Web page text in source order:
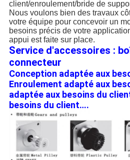
client/enroulement/bride de
Nous voulons bien des travaux
votre équipe pour concevoir un
besoins précis de votre
appui est faite sur place.
Service d'accessoires :
connecteur
Conception adaptée aux
Enroulement adapté aux
adaptée aux besoins du
besoins du client….